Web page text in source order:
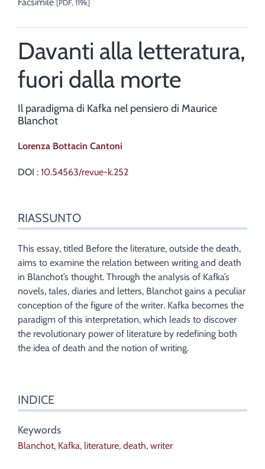
[PDF, 119k]
Davanti alla letteratura,
fuori dalla morte
Il paradigma di Kafka nel pensiero di Maurice
Blanchot
Lorenza Bottacin Cantoni
DOI : 10.54563/revue-k.252
Indice
Testo
Citare quest'articolo
Autore
RIASSUNTO
This essay, titled Before the literature, outside the death,
aims to examine the relation between writing and death
in Blanchot’s thought. Through the analysis of Kafka’s
novels, tales, diaries and letters, Blanchot gains a peculiar
conception of the figure of the writer. Kafka becomes the
paradigm of this interpretation, which leads to discover
the revolutionary power of literature by redefining both
the idea of death and the notion of writing.
INDICE
Keywords
Blanchot, Kafka, literature, death, writer